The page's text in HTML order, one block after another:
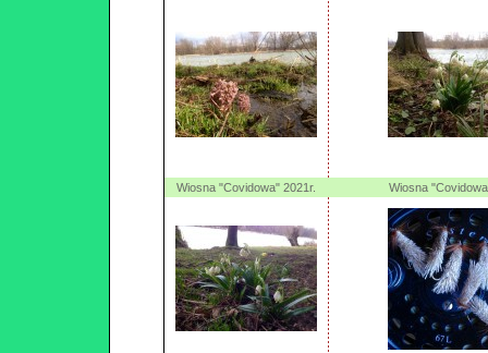
Wiosna "Covidowa" 2021r. Wiosna